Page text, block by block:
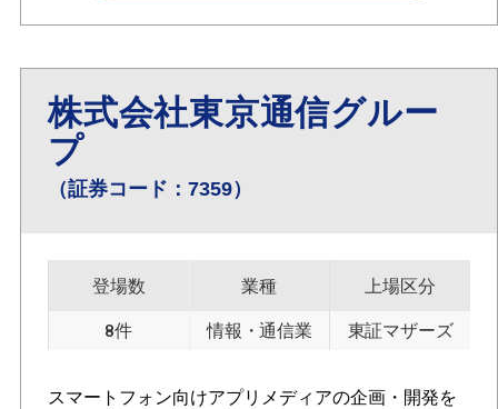
株式会社東京通信グルー
プ
（証券コード：7359）
登場数
8件
業種
情報・通信業
上場区分
東証マザーズ
スマートフォン向けアプリメディアの企画・開発を